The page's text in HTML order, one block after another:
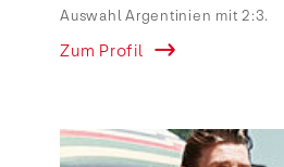
Auswahl Argentinien mit 2:3.
Zum Profil